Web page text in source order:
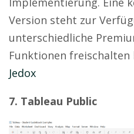
Version steht zur
unterschiedliche
Funktionen freischalten
Jedox
7. Tableau Public